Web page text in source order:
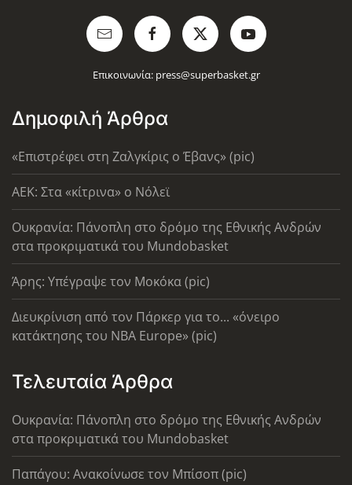
Επικοινωνία: press@superbasket.gr
Δημοφιλή Άρθρα
«Επιστρέφει στη Ζαλγκίρις ο Έβανς» (pic)
AEK: Στα «κίτρινα» ο Νόλεϊ
Ουκρανία: Πάνοπλη στο δρόμο της Εθνικής Ανδρών
στα προκριματικά του Mundobasket
Άρης: Υπέγραψε τον Μοκόκα (pic)
Διευκρίνιση από τον Πάρκερ για το... «όνειρο
κατάκτησης του ΝΒΑ Europe» (pic)
Τελευταία Άρθρα
Ουκρανία: Πάνοπλη στο δρόμο της Εθνικής Ανδρών
στα προκριματικά του Mundobasket
Παπάγου: Ανακοίνωσε τον Μπίσοπ (pic)